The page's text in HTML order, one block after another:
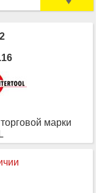
марки